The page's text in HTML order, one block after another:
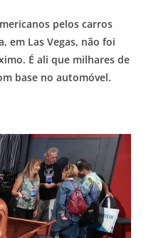
pelos carros
em Las Vegas, não foi
É ali que milhares de
base no automóvel.